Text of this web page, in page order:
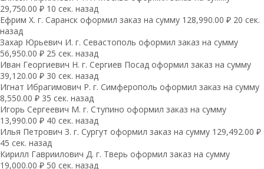
29,750.00 ₽ 10 сек. назад
Ефрим Х. г. Саранск оформил заказ на сумму 128,990.00 ₽ 20 сек.
назад
Захар Юрьевич И. г. Севастополь оформил заказ на сумму
56,950.00 ₽ 25 сек. назад
Иван Георгиевич Н. г. Сергиев Посад оформил заказ на сумму
39,120.00 ₽ 30 сек. назад
Игнат Ибрагимович Р. г. Симферополь оформил заказ на сумму
8,550.00 ₽ 35 сек. назад
Игорь Сергеевич М. г. Ступино оформил заказ на сумму
13,990.00 ₽ 40 сек. назад
Илья Петрович З. г. Сургут оформил заказ на сумму 129,492.00 ₽
45 сек. назад
Кирилл Гавриилович Д. г. Тверь оформил заказ на сумму
19,000.00 ₽ 50 сек. назад